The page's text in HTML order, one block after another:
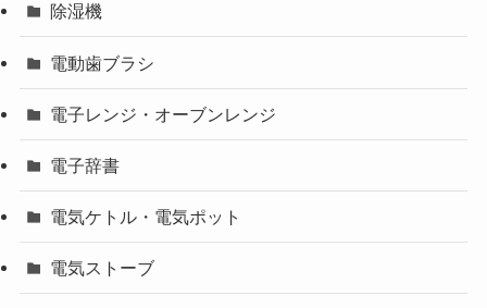
除湿機
電動歯ブラシ
電子レンジ・オーブンレンジ
電子辞書
電気ケトル・電気ポット
電気ストーブ